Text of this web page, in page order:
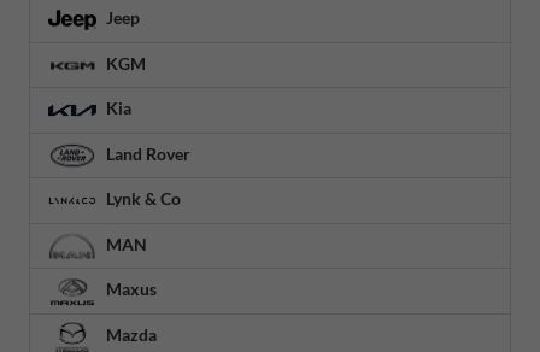
Jeep
KGM
Kia
Land Rover
Lynk & Co
MAN
Maxus
Mazda